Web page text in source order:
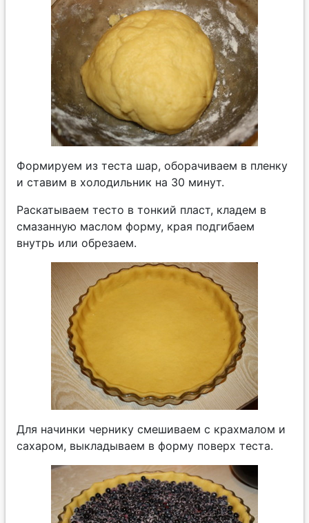
Формируем из теста шар, оборачиваем в пленку
и ставим в холодильник на 30 минут.
Раскатываем тесто в тонкий пласт, кладем в
смазанную маслом форму, края подгибаем
внутрь или обрезаем.
Для начинки чернику смешиваем с крахмалом и
сахаром, выкладываем в форму поверх теста.